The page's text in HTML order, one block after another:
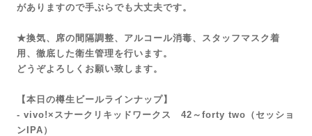
がありますので手ぶらでも大丈夫です。
★換気、席の間隔調整、アルコール消毒、スタッフマスク着
用、徹底した衛生管理を行います。
どうぞよろしくお願い致します。
【本日の樽生ビールラインナップ】
- vivo!×スナークリキッドワークス 42～forty two（セッショ
ンIPA）